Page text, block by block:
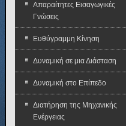
Απαραίτητες Εισαγωγικές
Γνώσεις
Ευθύγραμμη Κίνηση
Δυναμική σε μια Διάσταση
Δυναμική στο Επίπεδο
Διατήρηση της Μηχανικής
Ενέργειας